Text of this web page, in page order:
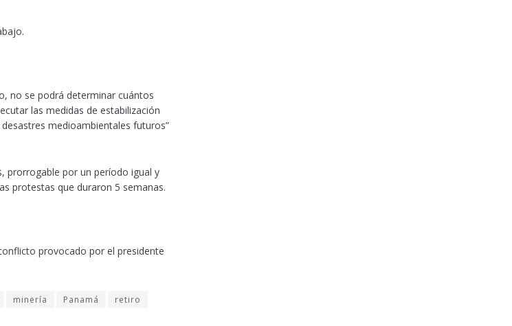
no se podrá determinar cuántos
las medidas de estabilización
medioambientales futuros”
prorrogable por un período igual y
protestas que duraron 5 semanas.
provocado por el presidente
minería Panamá retiro